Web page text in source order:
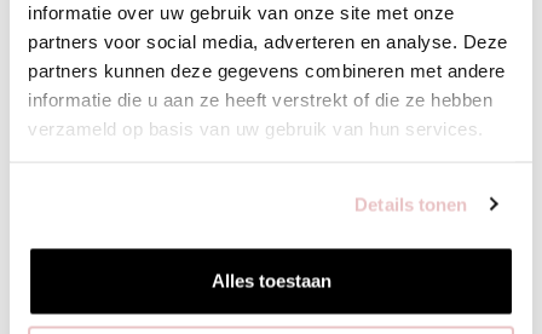
informatie over uw gebruik van onze site met onze
partners voor social media, adverteren en analyse. Deze
partners kunnen deze gegevens combineren met andere
informatie die u aan ze heeft verstrekt of die ze hebben
verzameld op basis van uw gebruik van hun services.
Details tonen
Alles toestaan
Maak je office outfit af met de juiste accessoires. Zoals een
grote shopper waar je laptop in past. Of een elegante riem
over je blazer. Wil je echt een statement maken? Kies dan
voor een stropdas. De trend voor hetnieuwe seizoen.